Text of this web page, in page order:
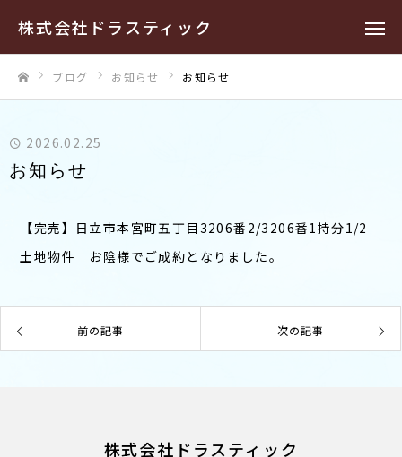
株式会社ドラスティック
ブログ お知らせ お知らせ
2026.02.25
お知らせ
【完売】日立市本宮町五丁目3206番2/3206番1持分1/2
土地物件 お陰様でご成約となりました。
前の記事 次の記事
株式会社ドラスティック